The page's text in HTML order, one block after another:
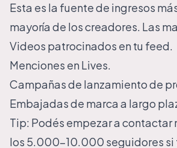
Esta es la fuente de ingresos
mayoría de los creadores. Las
Videos patrocinados en tu feed.
Menciones en Lives.
Campañas de lanzamiento de
Embajadas de marca a largo
Tip: Podés empezar a contactar
los 5.000-10.000 seguidores si